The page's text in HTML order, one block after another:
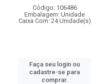
Código: 106486
Embalagem: Unidade
Caixa Com: 24 Unidade(s)
Faça seu login ou
cadastre-se para
comprar.